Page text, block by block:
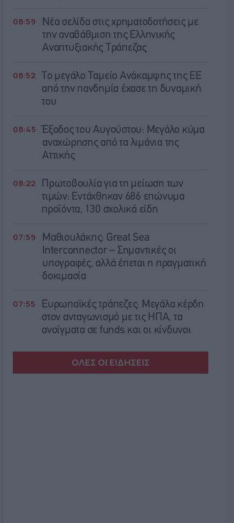
08:59
Νέα σελίδα στις χρηματοδοτήσεις με
την αναβάθμιση της Ελληνικής
Αναπτυξιακής Τράπεζας
08:52
Το μεγάλο Ταμείο Ανάκαμψης της ΕΕ
από την πανδημία έχασε τη δυναμική
του
08:45
Έξοδος του Αυγούστου: Μεγάλο κύμα
αναχώρησης από τα λιμάνια της
Αττικής
08:22
Πρωτοβουλία για τη μείωση των
τιμών: Εντάχθηκαν 686 επώνυμα
προϊόντα, 130 σχολικά είδη
07:59
Μαθιουλάκης: Great Sea
Interconnector – Σημαντικές οι
υπογραφές, αλλά έπεται η πραγματική
δοκιμασία
07:55
Ευρωπαϊκές τράπεζες: Μεγάλα κέρδη
στον ανταγωνισμό με τις ΗΠΑ, τα
ανοίγματα σε funds και οι κίνδυνοι
ΟΛΕΣ ΟΙ ΕΙΔΗΣΕΙΣ